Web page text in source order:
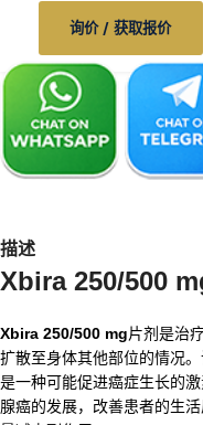
询价 / 获取报价
描述
Xbira 250/500
Xbira 250/500 mg片剂是治
扩散至身体其他部位的情况
是一种可能促进癌症生长的
腺癌的发展，改善患者的生